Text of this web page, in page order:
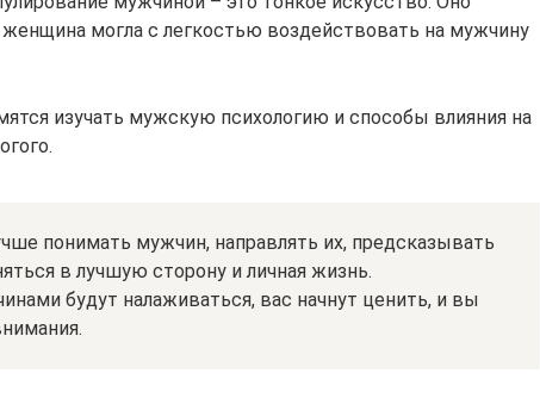
могла с легкостью воздействовать на мужчину
изучать мужскую психологию и способы влияния на
понимать мужчин, направлять их, предсказывать
в лучшую сторону и личная жизнь.
будут налаживаться, вас начнут ценить, и вы